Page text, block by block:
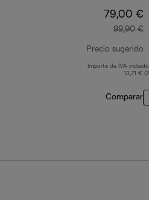
79,00 €
99,90 €
Precio sugerido
Importe de IVA
13,71 €
Comparar